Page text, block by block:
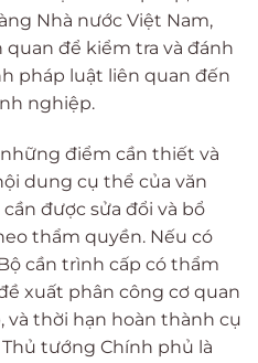
Nhà nước Việt Nam,
quan để kiểm tra và đánh
pháp luật liên quan đến
nghiệp.
điểm cần thiết và
dung cụ thể của văn
được sửa đổi và bổ
thẩm quyền. Nếu có
cần trình cấp có thẩm
xuất phân công cơ quan
và thời hạn hoàn thành cụ
tướng Chính phủ là